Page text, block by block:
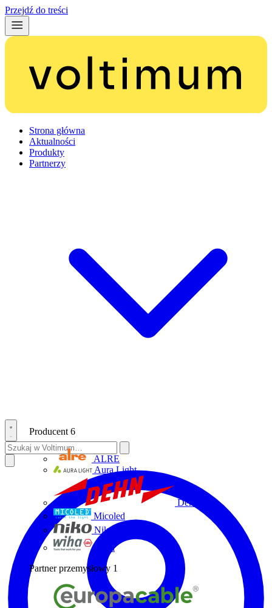
Przejdź do treści
Strona główna
Aktualności
Produkty
Partnerzy
Producent 6
ALRE
Aura Light
Dehn
Micoled
Niko
Wiha
Partner przemysłowy 1